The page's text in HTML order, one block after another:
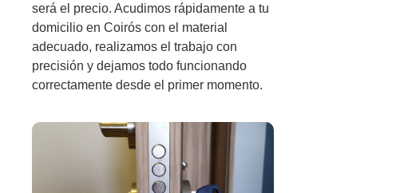
será el precio. Acudimos rápidamente a tu
domicilio en Coirós con el material
adecuado, realizamos el trabajo con
precisión y dejamos todo funcionando
correctamente desde el primer momento.